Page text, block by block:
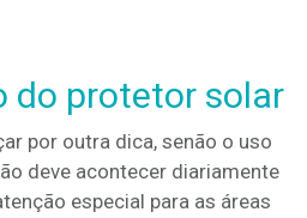
do protetor solar
por outra dica, senão o uso
deve acontecer diariamente
especial para as áreas